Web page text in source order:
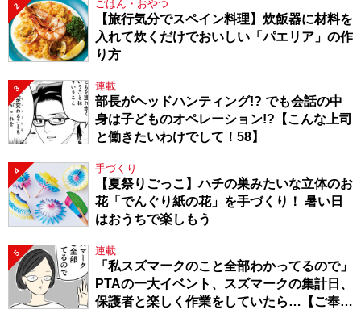
2 ごはん・おやつ
【旅行気分でスペイン料理】炊飯器に材料を
入れて炊くだけでおいしい「パエリア」の作
り方
3 連載
部長がヘッドハンティング!? でも会話の中
身は子どものオペレーション!?【こんな上司
と働きたいわけでして！58】
4 手づくり
【夏祭りごっこ】ハチの巣みたいな立体のお
花「でんぐり紙の花」を手づくり！ 暑い日
はおうちで楽しもう
5 連載
「私スズマークのこと全部わかってるので」
PTAの一大イベント、スズマークの集計日、
保護者と楽しく作業をしていたら…【ご奉仕